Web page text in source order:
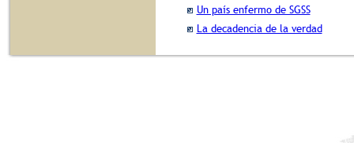
Un país enfermo de SGSS
La decadencia de la verdad